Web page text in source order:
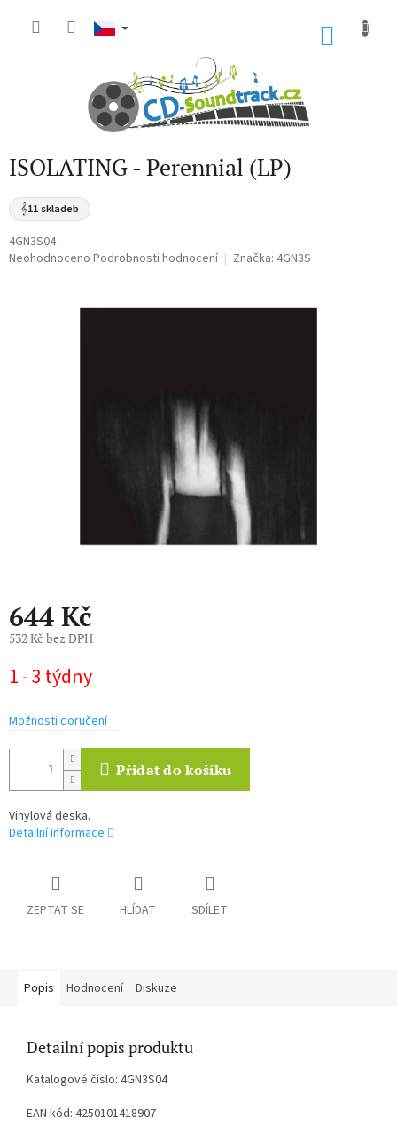
ISOLATING - Perennial (LP)
𝄞11 skladeb
4GN3S04
Průměrné
Neohodnoceno Podrobnosti hodnocení Značka: 4GN3S
644 Kč
532 Kč bez DPH
cena:
1 - 3 týdny
Možnosti doručení
Přidat do košíku
Vinylová deska.
Detailní informace
ZEPTAT SE HLÍDAT SDÍLET
Popis Hodnocení Diskuze
Detailní popis produktu
Katalogové číslo: 4GN3S04
EAN kód: 4250101418907